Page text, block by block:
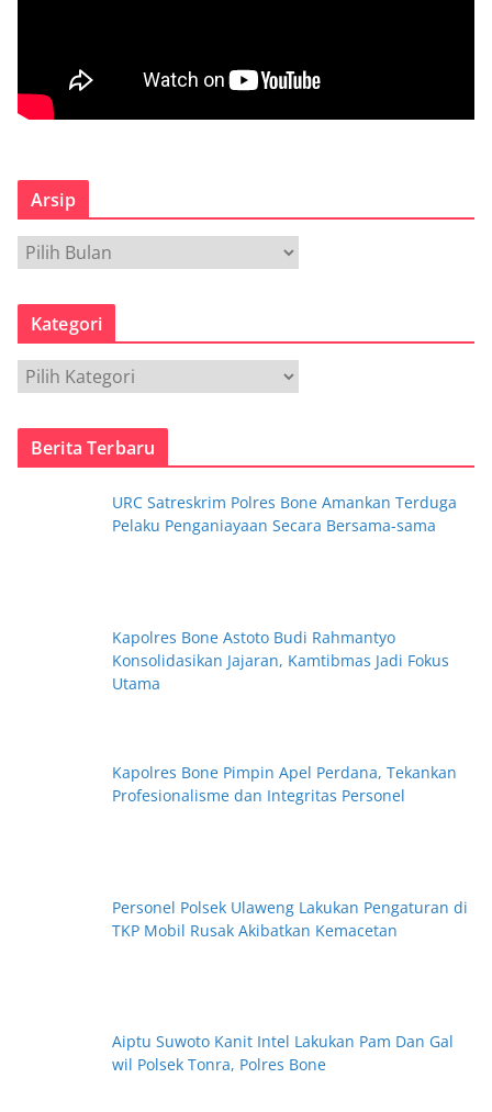
Arsip
s
p
Kategori
t
Berita Terbaru
URC Satreskrim Polres Bone Amankan Terduga
Pelaku Penganiayaan Secara Bersama-sama
Kapolres Bone Astoto Budi Rahmantyo
Konsolidasikan Jajaran, Kamtibmas Jadi Fokus
Utama
Kapolres Bone Pimpin Apel Perdana, Tekankan
Profesionalisme dan Integritas Personel
Personel Polsek Ulaweng Lakukan Pengaturan di
TKP Mobil Rusak Akibatkan Kemacetan
Aiptu Suwoto Kanit Intel Lakukan Pam Dan Gal
wil Polsek Tonra, Polres Bone